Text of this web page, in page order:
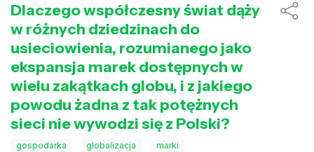
Dlaczego współczesny świat dąży
w różnych dziedzinach do
usieciowienia, rozumianego jako
ekspansja marek dostępnych w
wielu zakątkach globu, i z jakiego
powodu żadna z tak potężnych
sieci nie wywodzi się z Polski?
gospodarka globalizacja marki